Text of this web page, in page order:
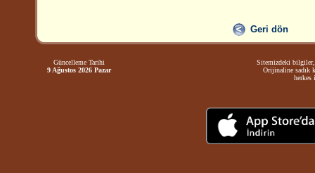
Geri dön
Güncelleme Tarihi
9 Ağustos 2026 Pazar
Sitemizdeki bilgiler,
Orijinaline sadık
herkes